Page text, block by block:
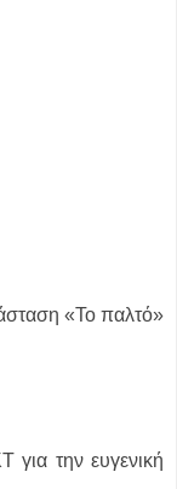
«Το παλτό»
για την ευγενική